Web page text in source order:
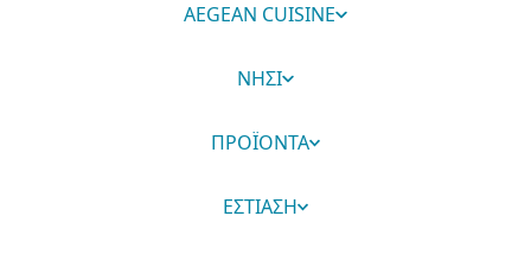
AEGEAN CUISINE
ΝΗΣΙ
ΠΡΟΪΟΝΤΑ
ΕΣΤΙΑΣΗ